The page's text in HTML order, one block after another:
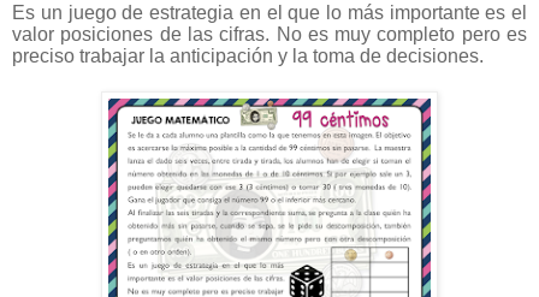
Es un juego de estrategia en el que lo más importante es el
valor posiciones de las cifras. No es muy completo pero es
preciso trabajar la anticipación y la toma de decisiones.